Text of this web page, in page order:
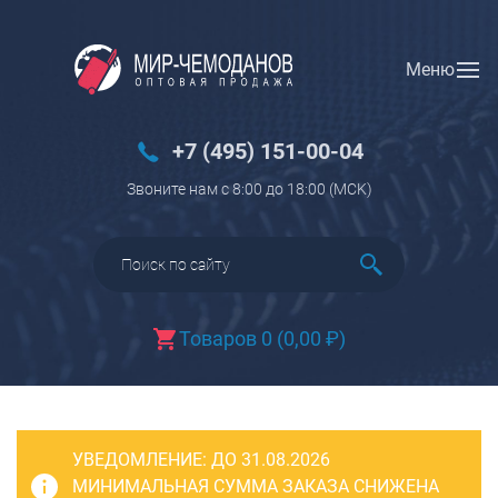
Меню
+7 (495) 151-00-04
Звоните нам с 8:00 до 18:00 (МCK)
Товаров 0 (0,00 ₽)
Вход Регистрация
Багаж
Чемоданы
Чемоданы детские
Пилоты на колесах
Рюкзаки детские для детских
Бьюти-кейсы
УВЕДОМЛЕНИЕ: ДО 31.08.2026
МИНИМАЛЬНАЯ СУММА ЗАКАЗА СНИЖЕНА